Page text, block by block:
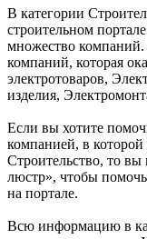
В категории
строительном
множество компаний.
компаний, которая
электротоваров,
изделия,
Если вы хотите
компанией, в которой
Строительство, то вы
люстр», чтобы
на портале.
Всю информацию в